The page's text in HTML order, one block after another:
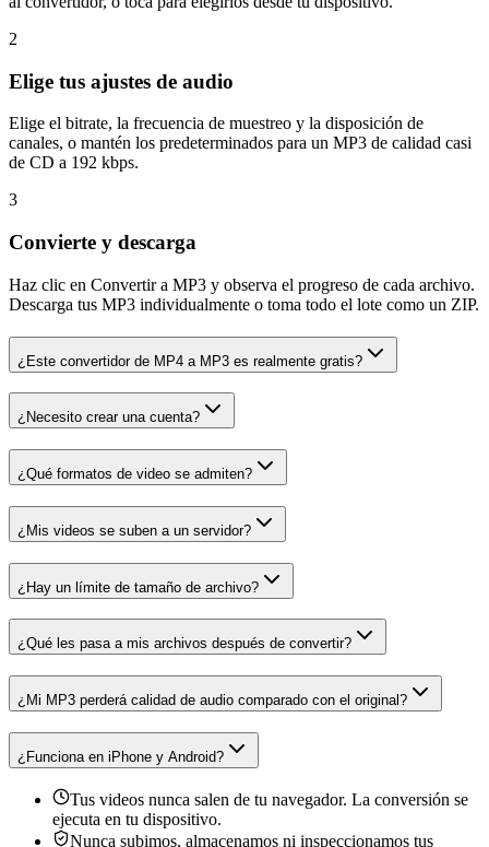
2
Elige tus ajustes de audio
Elige el bitrate, la frecuencia de muestreo y la disposición de
canales, o mantén los predeterminados para un MP3 de calidad casi
de CD a 192 kbps.
3
Convierte y descarga
Haz clic en Convertir a MP3 y observa el progreso de cada archivo.
Descarga tus MP3 individualmente o toma todo el lote como un ZIP.
¿Este convertidor de MP4 a MP3 es realmente gratis?
¿Necesito crear una cuenta?
¿Qué formatos de video se admiten?
¿Mis videos se suben a un servidor?
¿Hay un límite de tamaño de archivo?
¿Qué les pasa a mis archivos después de convertir?
¿Mi MP3 perderá calidad de audio comparado con el original?
¿Funciona en iPhone y Android?
Tus videos nunca salen de tu navegador. La conversión se
ejecuta en tu dispositivo.
Nunca subimos, almacenamos ni inspeccionamos tus